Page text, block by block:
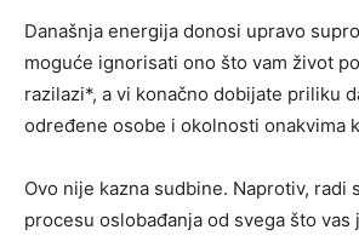
Današnja energija donosi upravo
moguće ignorisati ono što vam život
razilazi*, a vi konačno dobijate priliku
određene osobe i okolnosti onakvima
Ovo nije kazna sudbine. Naprotiv, radi
procesu oslobađanja od svega što vas